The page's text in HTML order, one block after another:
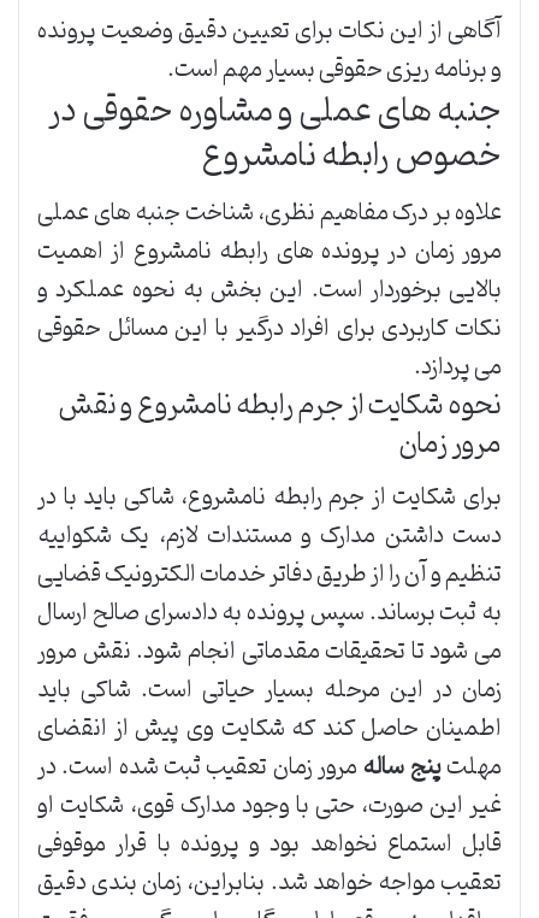
آگاهی از این نکات برای تعیین دقیق وضعیت پرونده
و برنامه ریزی حقوقی بسیار مهم است.
جنبه های عملی و مشاوره حقوقی در
خصوص رابطه نامشروع
علاوه بر درک مفاهیم نظری، شناخت جنبه های عملی
مرور زمان در پرونده های رابطه نامشروع از اهمیت
بالایی برخوردار است. این بخش به نحوه عملکرد و
نکات کاربردی برای افراد درگیر با این مسائل حقوقی
می پردازد.
نحوه شکایت از جرم رابطه نامشروع و نقش
مرور زمان
برای شکایت از جرم رابطه نامشروع، شاکی باید با در
دست داشتن مدارک و مستندات لازم، یک شکواییه
تنظیم و آن را از طریق دفاتر خدمات الکترونیک قضایی
به ثبت برساند. سپس پرونده به دادسرای صالح ارسال
می شود تا تحقیقات مقدماتی انجام شود. نقش مرور
زمان در این مرحله بسیار حیاتی است. شاکی باید
اطمینان حاصل کند که شکایت وی پیش از انقضای
مهلتپنج سالهمرور زمان تعقیب ثبت شده است. در
غیر این صورت، حتی با وجود مدارک قوی، شکایت او
قابل استماع نخواهد بود و پرونده با قرار موقوفی
تعقیب مواجه خواهد شد. بنابراین، زمان بندی دقیق